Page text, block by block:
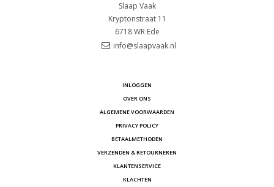
Slaap Vaak
Kryptonstraat 11
6718 WR Ede
info@slaapvaak.nl
INLOGGEN
OVER ONS
ALGEMENE VOORWAARDEN
PRIVACY POLICY
BETAALMETHODEN
VERZENDEN & RETOURNEREN
KLANTENSERVICE
KLACHTEN